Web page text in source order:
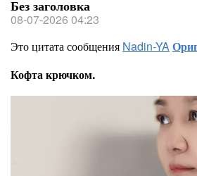
Без заголовка
08-07-2026 04:23
Это цитата сообщения Nadin-YA
Кофта крючком.